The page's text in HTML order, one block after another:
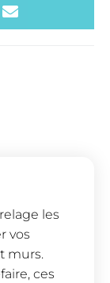
les
vos
murs.
ces